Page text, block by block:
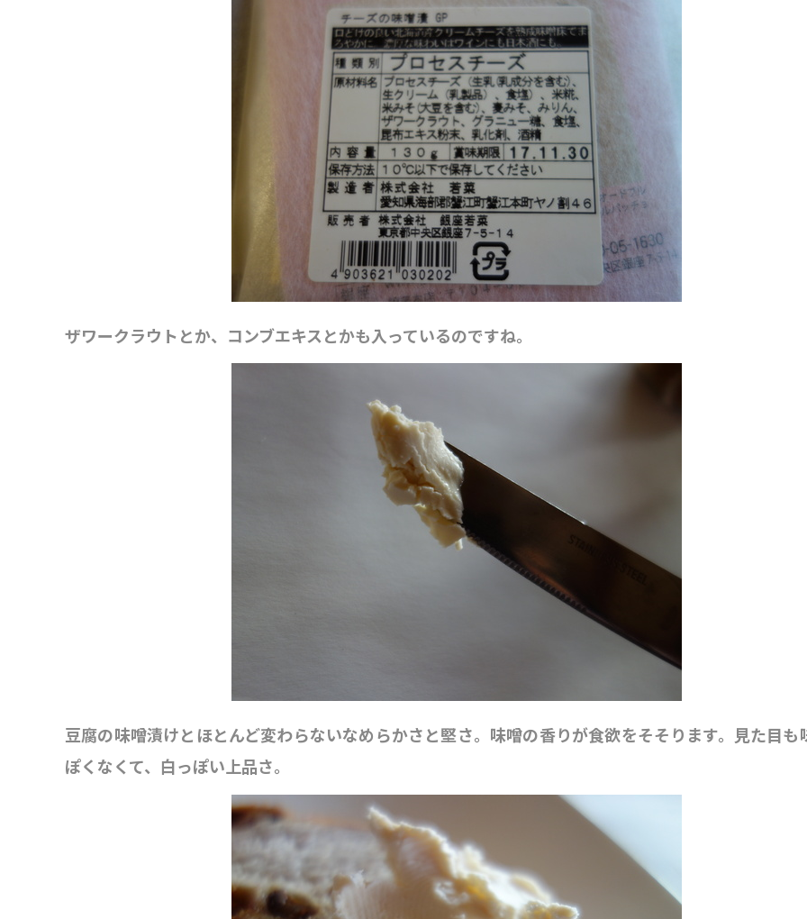
ザワークラウトとか、コンブエキスとかも入っているのですね。
豆腐の味噌漬けとほとんど変わらないなめらかさと堅さ。味噌の香りが食欲をそそります。見た目も
ぽくなくて、白っぽい上品さ。